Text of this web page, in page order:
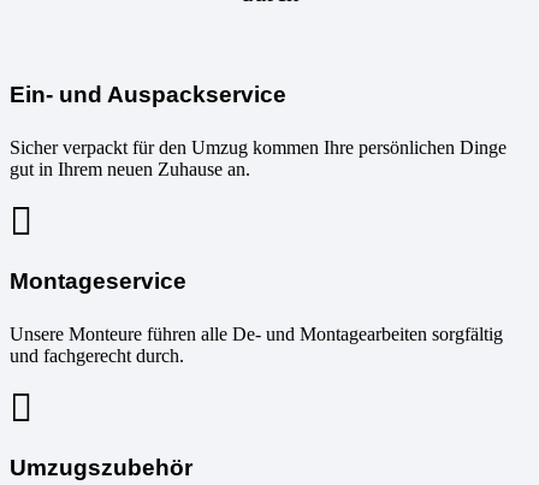
Ein- und Auspackservice
Sicher verpackt für den Umzug kommen Ihre persönlichen Dinge
gut in Ihrem neuen Zuhause an.
Montageservice
Unsere Monteure führen alle De- und Montagearbeiten sorgfältig
und fachgerecht durch.
Umzugszubehör